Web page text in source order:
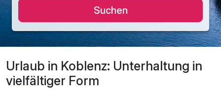
Suchen
Urlaub in Koblenz: Unterhaltung in
vielfältiger Form